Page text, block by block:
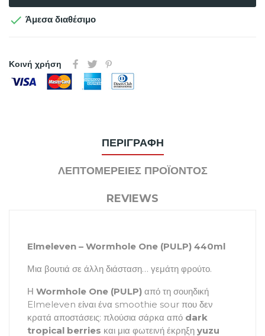
 Άμεσα διαθέσιμο
Κοινή χρήση
ΠΕΡΙΓΡΑΦΉ
ΛΕΠΤΟΜΈΡΕΙΕΣ ΠΡΟΪΌΝΤΟΣ
REVIEWS
Elmeleven – Wormhole One (PULP) 440ml
Μια βουτιά σε άλλη διάσταση… γεμάτη φρούτο.
Η Wormhole One (PULP) από τη σουηδική
Elmeleven είναι ένα smoothie sour που δεν
κρατά αποστάσεις: πλούσια σάρκα από dark
tropical berries και μια φωτεινή έκρηξη yuzu